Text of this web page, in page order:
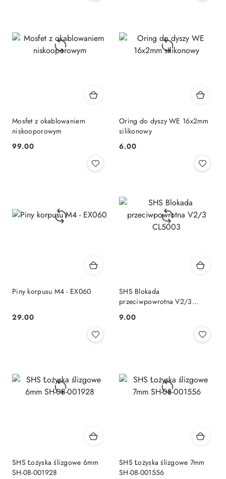
Mosfet z okablowaniem
niskooporowym
Cena:
99.00
Oring do dyszy WE 16x2mm
silikonowy
Cena:
6.00
Piny korpusu M4 - EX060
Cena:
29.00
SHS Blokada
przeciwpowrotna V2/3
Cena:
9.00
SHS Łożyska ślizgowe 6mm
SH-08-001928
SHS Łożyska ślizgowe 7mm
SH-08-001556